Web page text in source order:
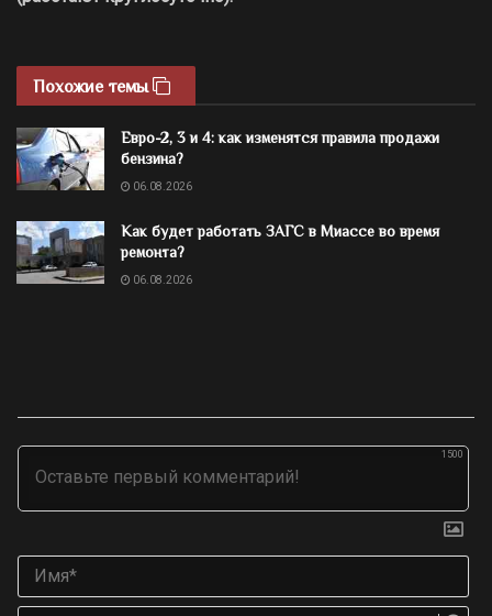
Похожие темы
Евро-2, 3 и 4: как изменятся правила продажи
бензина?
06.08.2026
Как будет работать ЗАГС в Миассе во время
ремонта?
06.08.2026
1500